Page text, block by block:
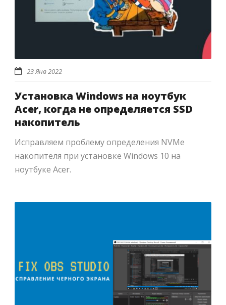
23 Янв 2022
Установка Windows на ноутбук
Acer, когда не определяется SSD
накопитель
Исправляем проблему определения NVMe
накопителя при установке Windows 10 на
ноутбуке Acer.